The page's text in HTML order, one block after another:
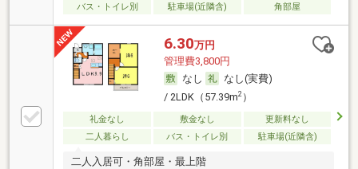
バス・トイレ別
駐車場(近隣含) 角部屋
6.30万円
管理費3,800円
なし
なし(実費)
/ 2LDK（57.39m2）
礼金なし 敷金なし
更新料なし
二人暮らし
バス・トイレ別 駐車場(近隣含)
二人入居可・角部屋・最上階